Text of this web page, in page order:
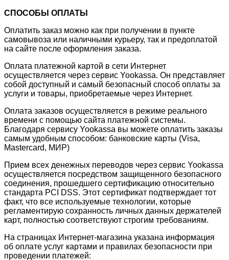
СПОСОБЫ ОПЛАТЫ
Оплатить заказ можно как при получении в пункте
самовывоза или наличными курьеру, так и предоплатой
на сайте после оформления заказа.
Оплата платежной картой в сети Интернет
осуществляется через сервис Yookassa. Он представляет
собой доступный и самый безопасный способ оплаты за
услуги и товары, приобретаемые через Интернет.
Оплата заказов осуществляется в режиме реального
времени с помощью сайта платежной системы.
Благодаря сервису Yookassa вы можете оплатить заказы
самым удобным способом: банковские карты (Visa,
Mastercard, МИР)
Прием всех денежных переводов через сервис Yookassa
осуществляется посредством защищенного безопасного
соединения, прошедшего сертификацию относительно
стандарта PCI DSS. Этот сертификат подтверждает тот
факт, что все используемые технологии, которые
регламентирую сохранность личных данных держателей
карт, полностью соответствуют строгим требованиям.
На страницах Интернет-магазина указана информация
об оплате услуг картами и правилах безопасности при
проведении платежей: